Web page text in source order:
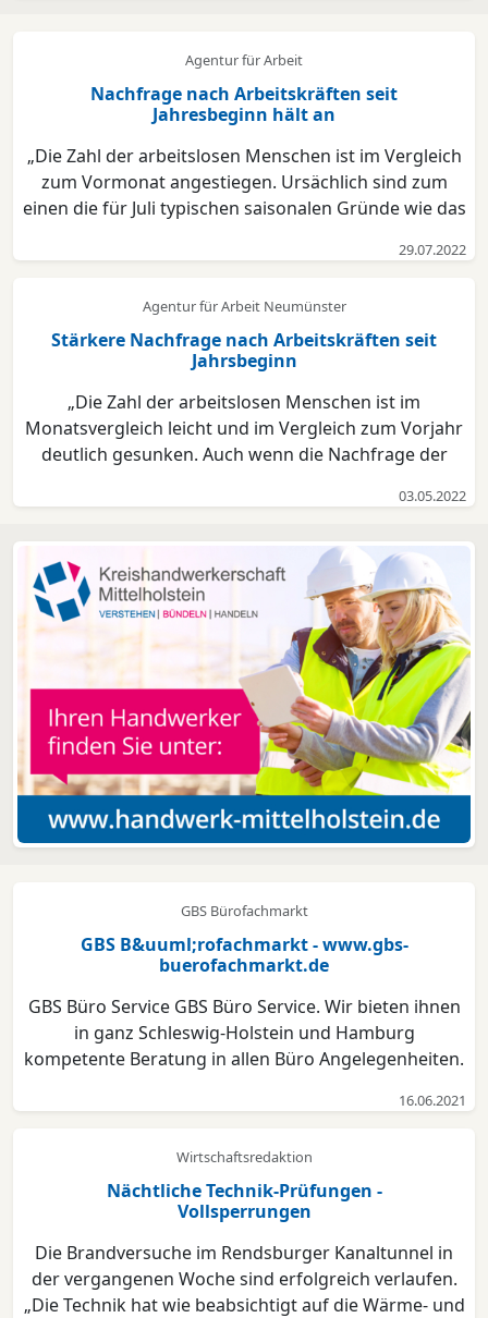
Agentur für Arbeit
Nachfrage nach Arbeitskräften seit
Jahresbeginn hält an
„Die Zahl der arbeitslosen Menschen ist im Vergleich
zum Vormonat angestiegen. Ursächlich sind zum
einen die für Juli typischen saisonalen Gründe wie das
anderen werden aufgrund gesetzlicher Änderungen
J...
29.07.2022
Agentur für Arbeit Neumünster
Stärkere Nachfrage nach Arbeitskräften seit
Jahrsbeginn
„Die Zahl der arbeitslosen Menschen ist im
Monatsvergleich leicht und im Vergleich zum Vorjahr
deutlich gesunken. Auch wenn die Nachfrage der
zurückgegangen ist, bleibt der Arbeitsmarkt in
03.05.2022
GBS Bürofachmarkt
GBS B&uuml;rofachmarkt - www.gbs-
buerofachmarkt.de
GBS Büro Service GBS Büro Service. Wir bieten ihnen
in ganz Schleswig-Holstein und Hamburg
kompetente Beratung in allen Büro Angelegenheiten.
Druckerpapier bis zur Zeichenplatte für Firmen und
Qualität zu ers...
16.06.2021
Wirtschaftsredaktion
Nächtliche Technik-Prüfungen -
Vollsperrungen
Die Brandversuche im Rendsburger Kanaltunnel in
der vergangenen Woche sind erfolgreich verlaufen.
„Die Technik hat wie beabsichtigt auf die Wärme- und